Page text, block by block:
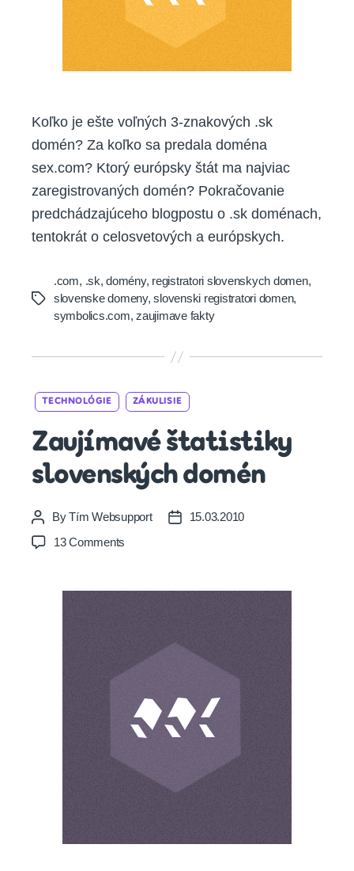
Koľko je ešte voľných 3-znakových .sk
domén? Za koľko sa predala doména
sex.com? Ktorý európsky štát ma najviac
zaregistrovaných domén? Pokračovanie
predchádzajúceho blogpostu o .sk doménach,
tentokrát o celosvetových a európskych.
Tags
.com, .sk,domény, registratori slovenskych domen,
slovenske domeny,slovenski registratori domen,
symbolics.com,zaujimave fakty
Categories
TECHNOLÓGIE ZÁKULISIE
Zaujímavé štatistiky
slovenských domén
Post
author
ByTím Websupport
Post15.03.2010
13 Comments
slovenských